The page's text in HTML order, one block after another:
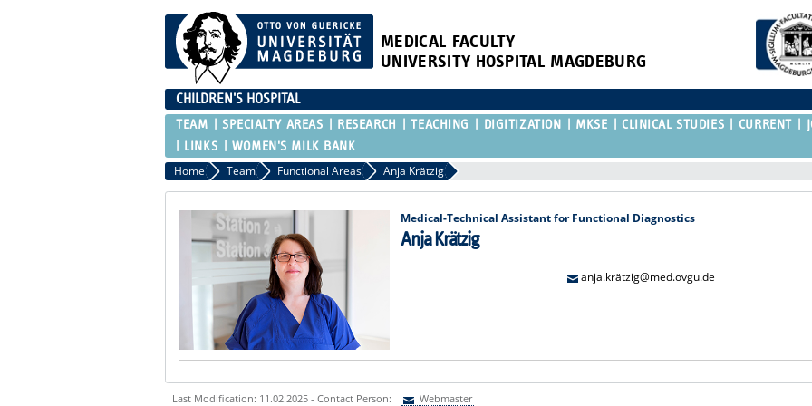
MEDICAL FACULTY
UNIVERSITY HOSPITAL MAGDEBURG
CHILDREN'S HOSPITAL
TEAM SPECIALTY AREAS RESEARCH TEACHING DIGITIZATION MKSE CLINICAL STUDIES CURRENT
LINKS
WOMEN'S MILK BANK
Home Team Functional Areas Anja Krätzig
Medical-Technical Assistant for Functional Diagnostics
Anja Krätzig
anja.krätzig@med.ovgu.de
Last Modification: 11.02.2025 - Contact Person: Webmaster